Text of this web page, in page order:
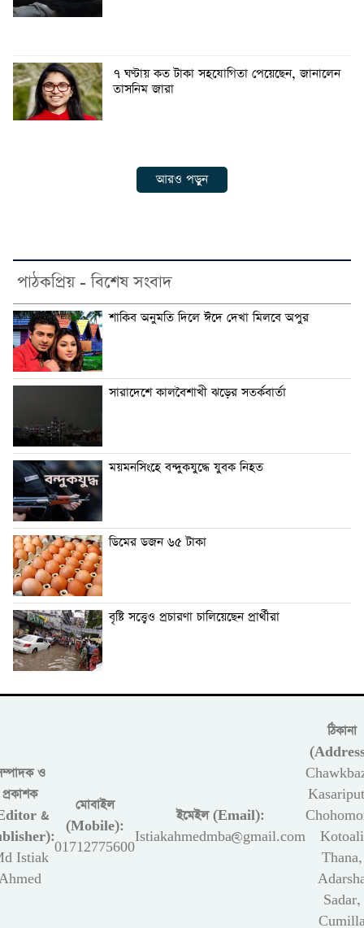
৭ ঘণ্টায় কত টাকা সহযোগিতা পেয়েছেন, জানালেন
তাসনিম জারা
আরও পড়ুন
পাঠকপ্রিয় - বিশেষ সংবাদ
শাকিব অনুমতি দিলে ঈদে দেখা মিলবে অপুর
সারাদেশে কালবৈশাখী ঝড়ের সতর্কবার্তা
ময়মনসিংহে বন্দুকযুদ্ধে যুবক নিহত
ডিমের ডজন ৬৫ টাকা
বৃষ্টি সত্ত্বেও প্রচারণা চালিয়েছেন প্রার্থীরা
ও
প্রকাশক
&
Istiak
মোবাইল
(Mobile):
01712775600
ইমেইল (Email):
Istiakahmedmba@gmail.com
ঠিকানা
Kotoali
Thana,
Sadar,